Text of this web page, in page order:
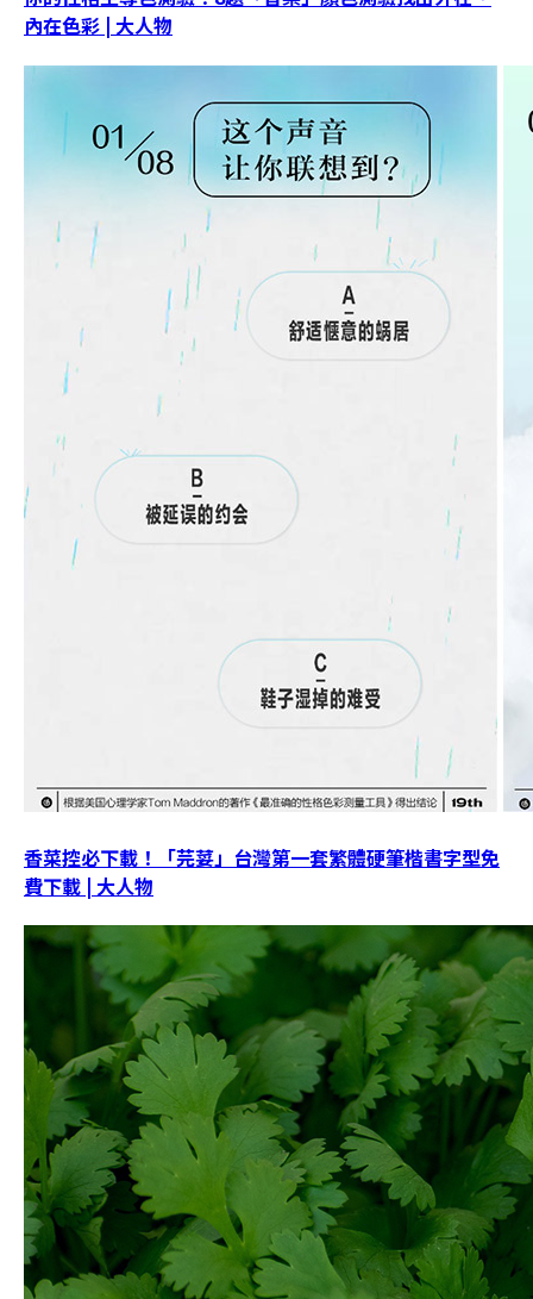
內在色彩 | 大人物
香菜控必下載！「芫荽」台灣第一套繁體硬筆楷書字型免
費下載 | 大人物